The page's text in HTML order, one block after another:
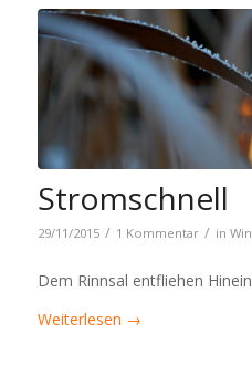
Stromschnell
29/11/2015 / 1 Kommentar / in
Dem Rinnsal entfliehen
Weiterlesen →